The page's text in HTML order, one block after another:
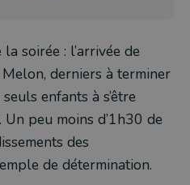
soirée : l’arrivée de
derniers à terminer
enfants à s’être
peu moins d’1h30 de
des
de détermination.